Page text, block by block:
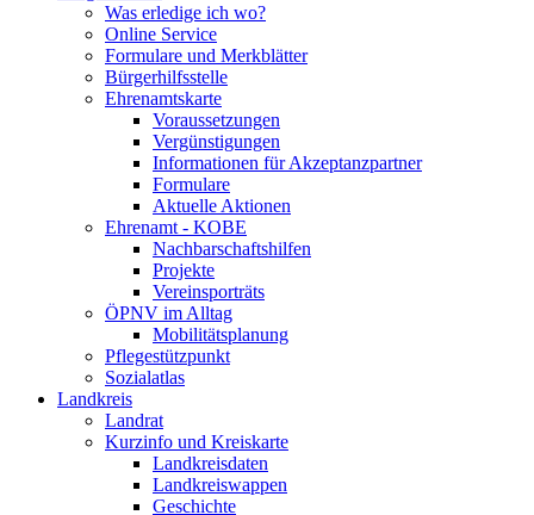
Was erledige ich wo?
Online Service
Formulare und Merkblätter
Bürgerhilfsstelle
Ehrenamtskarte
Voraussetzungen
Vergünstigungen
Informationen für Akzeptanzpartner
Formulare
Aktuelle Aktionen
Ehrenamt - KOBE
Nachbarschaftshilfen
Projekte
Vereinsporträts
ÖPNV im Alltag
Mobilitätsplanung
Pflegestützpunkt
Sozialatlas
Landkreis
Landrat
Kurzinfo und Kreiskarte
Landkreisdaten
Landkreiswappen
Geschichte